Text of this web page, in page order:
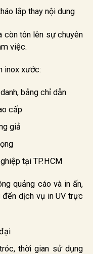
lắp thay nội dung
còn tôn lên sự chuyên
việc.
inox xước:
bảng chỉ dẫn
cấp
giả
tại TP.HCM
quảng cáo và in ấn,
đến dịch vụ in UV trực
thời gian sử dụng